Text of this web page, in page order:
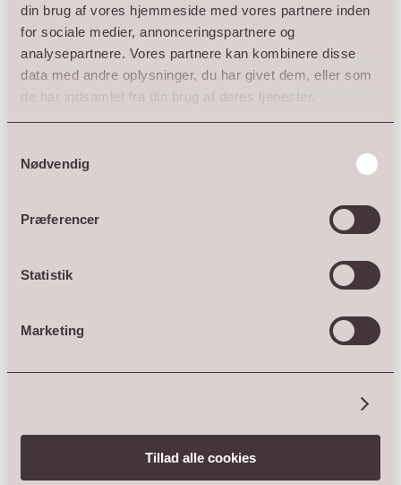
din brug af vores hjemmeside med vores partnere inden
for sociale medier, annonceringspartnere og
analysepartnere. Vores partnere kan kombinere disse
data med andre oplysninger, du har givet dem, eller som
de har indsamlet fra din brug af deres tjenester.
Nødvendig
Præferencer
Statistik
Marketing
Tillad alle cookies
Farmshop Enggaarden holder åbent alle ugens dage –
dog med lukket om mandagen. Kig forbi og lad dig
inspirere. 🌿
#farmshopenggaarden #krukker #haveinspiration
#planter #haveglæde